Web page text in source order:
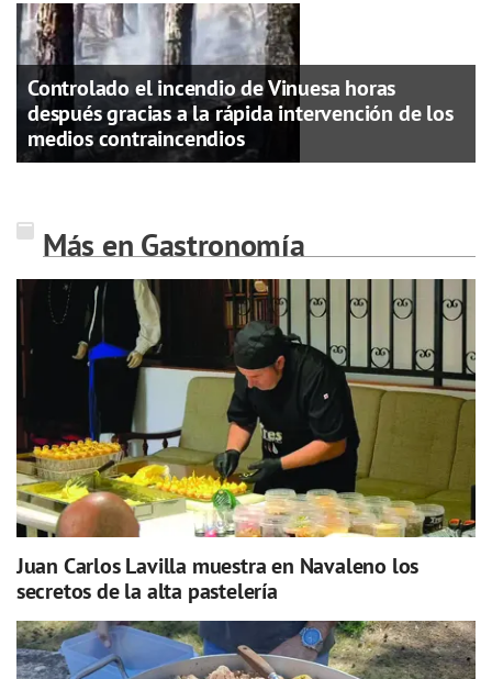
Controlado el incendio de Vinuesa horas
después gracias a la rápida intervención de los
medios contraincendios
Más en Gastronomía
Juan Carlos Lavilla muestra en Navaleno los
secretos de la alta pastelería